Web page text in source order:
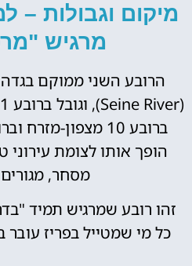
מיקום וגבולות –
מרגיש
הרובע השני ממוקם
הופך אותו לצומת עירוני
מסחר,
זהו רובע שמרגיש תמיד
כל מי שמטייל בפריז עובר